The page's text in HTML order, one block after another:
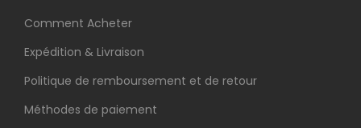
Comment Acheter
Expédition & Livraison
Politique de remboursement et de retour
Méthodes de paiement